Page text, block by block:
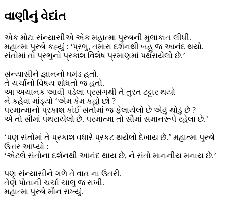
વાણીનું વેદાંત
એક મોટા સંન્યાસીએ એક મહાત્મા પુરુષની મુલાકાત લીધી.
મહાત્મા પુરુષે કહ્યું : ‘પ્રભુ, તમારા દર્શનથી બહુ જ આનંદ થયો.
સંતોમાં તો પ્રભુનો પ્રકાશ વિશેષ પ્રમાણમાં પથરાયેલો છે.’
સંન્યાસીને જ્ઞાનનો ઘમંડ હતો.
તે ચર્ચાનો વિષય શોધતો જ હતો.
આ અચાનક આવી પડેલા પ્રસંગથી તે તુરત ટટ્ટાર થયો
ને કહેવા માંડ્યો ‘એમ કેમ કહો છો ?
પરમાત્માનો પ્રકાશ કાંઈ સંતોમાં જ ફેલાયેલો છે એવું થોડું છે ?
એ તો સૌમાં પથરાયેલો છે. પરમાત્મા તો સૌમાં સમાનરૂપે રહેલા છે.’
‘પણ સંતોમાં તે પ્રકાશ વધારે પ્રકટ થયેલો દેખાય છે.’ મહાત્મા પુરુષે
ઉત્તર આપ્યો :
‘એટલે સંતોના દર્શનથી આનંદ થાય છે, ને સંતો માનનીય મનાય છે.’
પણ સંન્યાસીને ગળે તે વાત ના ઉતરી.
તેણે પોતાની ચર્ચા ચાલુ જ રાખી.
મહાત્મા પુરુષે મૌન રાખ્યું.